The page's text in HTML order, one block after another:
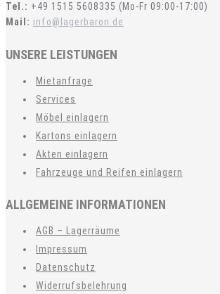
Tel.: +49 1515 5608335 (Mo-Fr 09:00-17:00)
Mail: info@lagerbaron.de
UNSERE LEISTUNGEN
Mietanfrage
Services
Möbel einlagern
Kartons einlagern
Akten einlagern
Fahrzeuge und Reifen einlagern
ALLGEMEINE INFORMATIONEN
AGB – Lagerräume
Impressum
Datenschutz
Widerrufsbelehrung